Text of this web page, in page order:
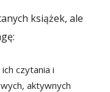
książek, ale
czytania i
aktywnych